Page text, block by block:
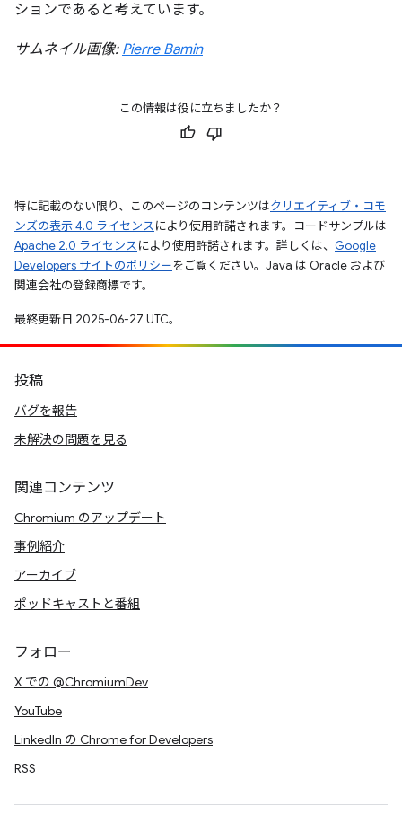
ションであると考えています。
サムネイル画像: Pierre Bamin
この情報は役に立ちましたか？
特に記載のない限り、このページのコンテンツはクリエイティブ・コモ
ンズの表示 4.0 ライセンスにより使用許諾されます。コードサンプルは
Apache 2.0 ライセンスにより使用許諾されます。詳しくは、 Google
Developers サイトのポリシーをご覧ください。Java は Oracle および
関連会社の登録商標です。
最終更新日 2025-06-27 UTC。
投稿
バグを報告
未解決の問題を見る
関連コンテンツ
Chromium のアップデート
事例紹介
アーカイブ
ポッドキャストと番組
フォロー
X での @ChromiumDev
YouTube
LinkedIn の Chrome for Developers
RSS